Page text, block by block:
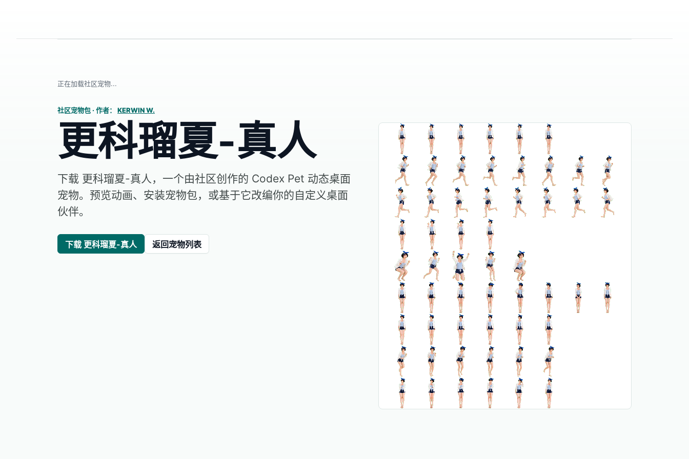
正在加载社区宠物...
社区宠物包 · 作者： KERWIN W.
更科瑠夏-真人
下载 更科瑠夏-真人，一个由社区创作的 Codex Pet 动态桌面
宠物。预览动画、安装宠物包，或基于它改编你的自定义桌面
伙伴。
下载 更科瑠夏-真人 返回宠物列表